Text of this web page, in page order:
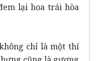
lại hoa trái hòa
chỉ là một thí